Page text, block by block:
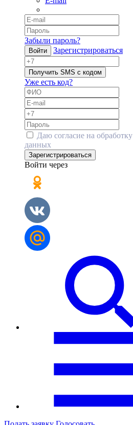
Забыли пароль?
Войти Зарегистрироваться
Получить SMS с кодом
Уже есть код?
Даю согласие на обработку
данных
Зарегистрироваться
Войти через